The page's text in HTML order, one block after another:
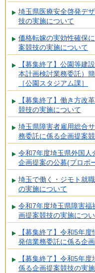
埼玉県医療安全啓発デ
技の実施について
価格転嫁の実効性確保
案競技の実施について
【募集終了】公園等建
本計画検討業務委託）
［公園スタジアム課］
【募集終了】働き方改
競技の実施について
埼玉県障害者雇用総合
務委託に係る企画提案
令和7年度埼玉県外国人
企画提案の公募(プロポ
埼玉で働く・ジモト就
の実施について
令和7年度埼玉県障害福
画提案競技の実施につ
【募集終了】令和5年
発信業務委託に係る企
【募集終了】令和5年
係る企画提案競技の実